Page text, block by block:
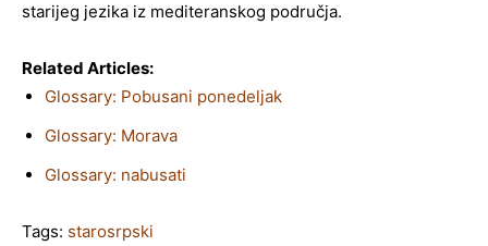
starijeg jezika iz mediteranskog područja.
Related Articles:
Glossary: Pobusani ponedeljak
Glossary: Morava
Glossary: nabusati
Tags: starosrpski